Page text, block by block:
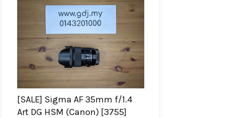
[SALE] Sigma AF 35mm f/1.4
Art DG HSM (Canon) [3755]